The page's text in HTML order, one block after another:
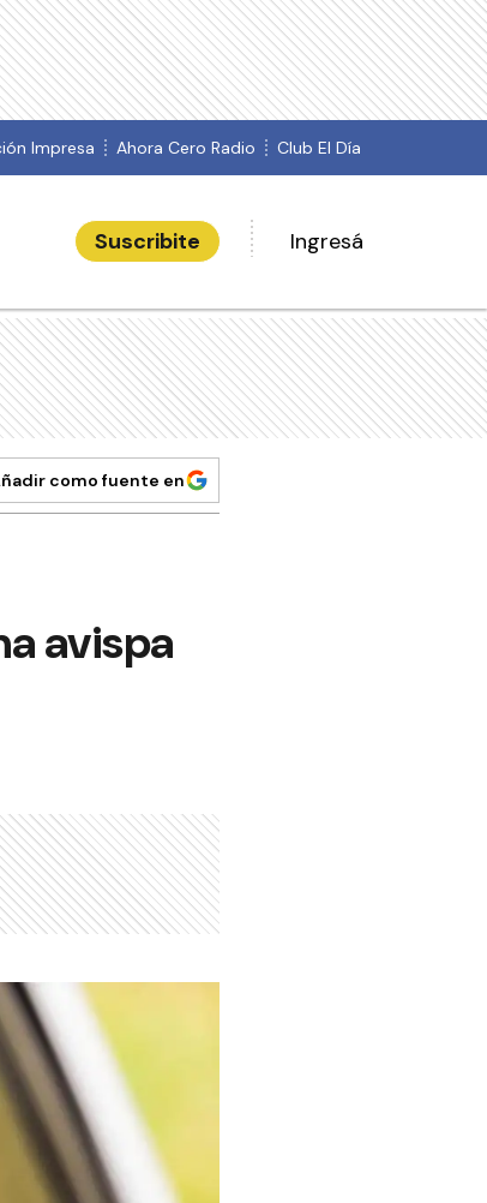
Impresa Ahora Cero Radio Club El Día
Suscribite Ingresá
como fuente en
avispa